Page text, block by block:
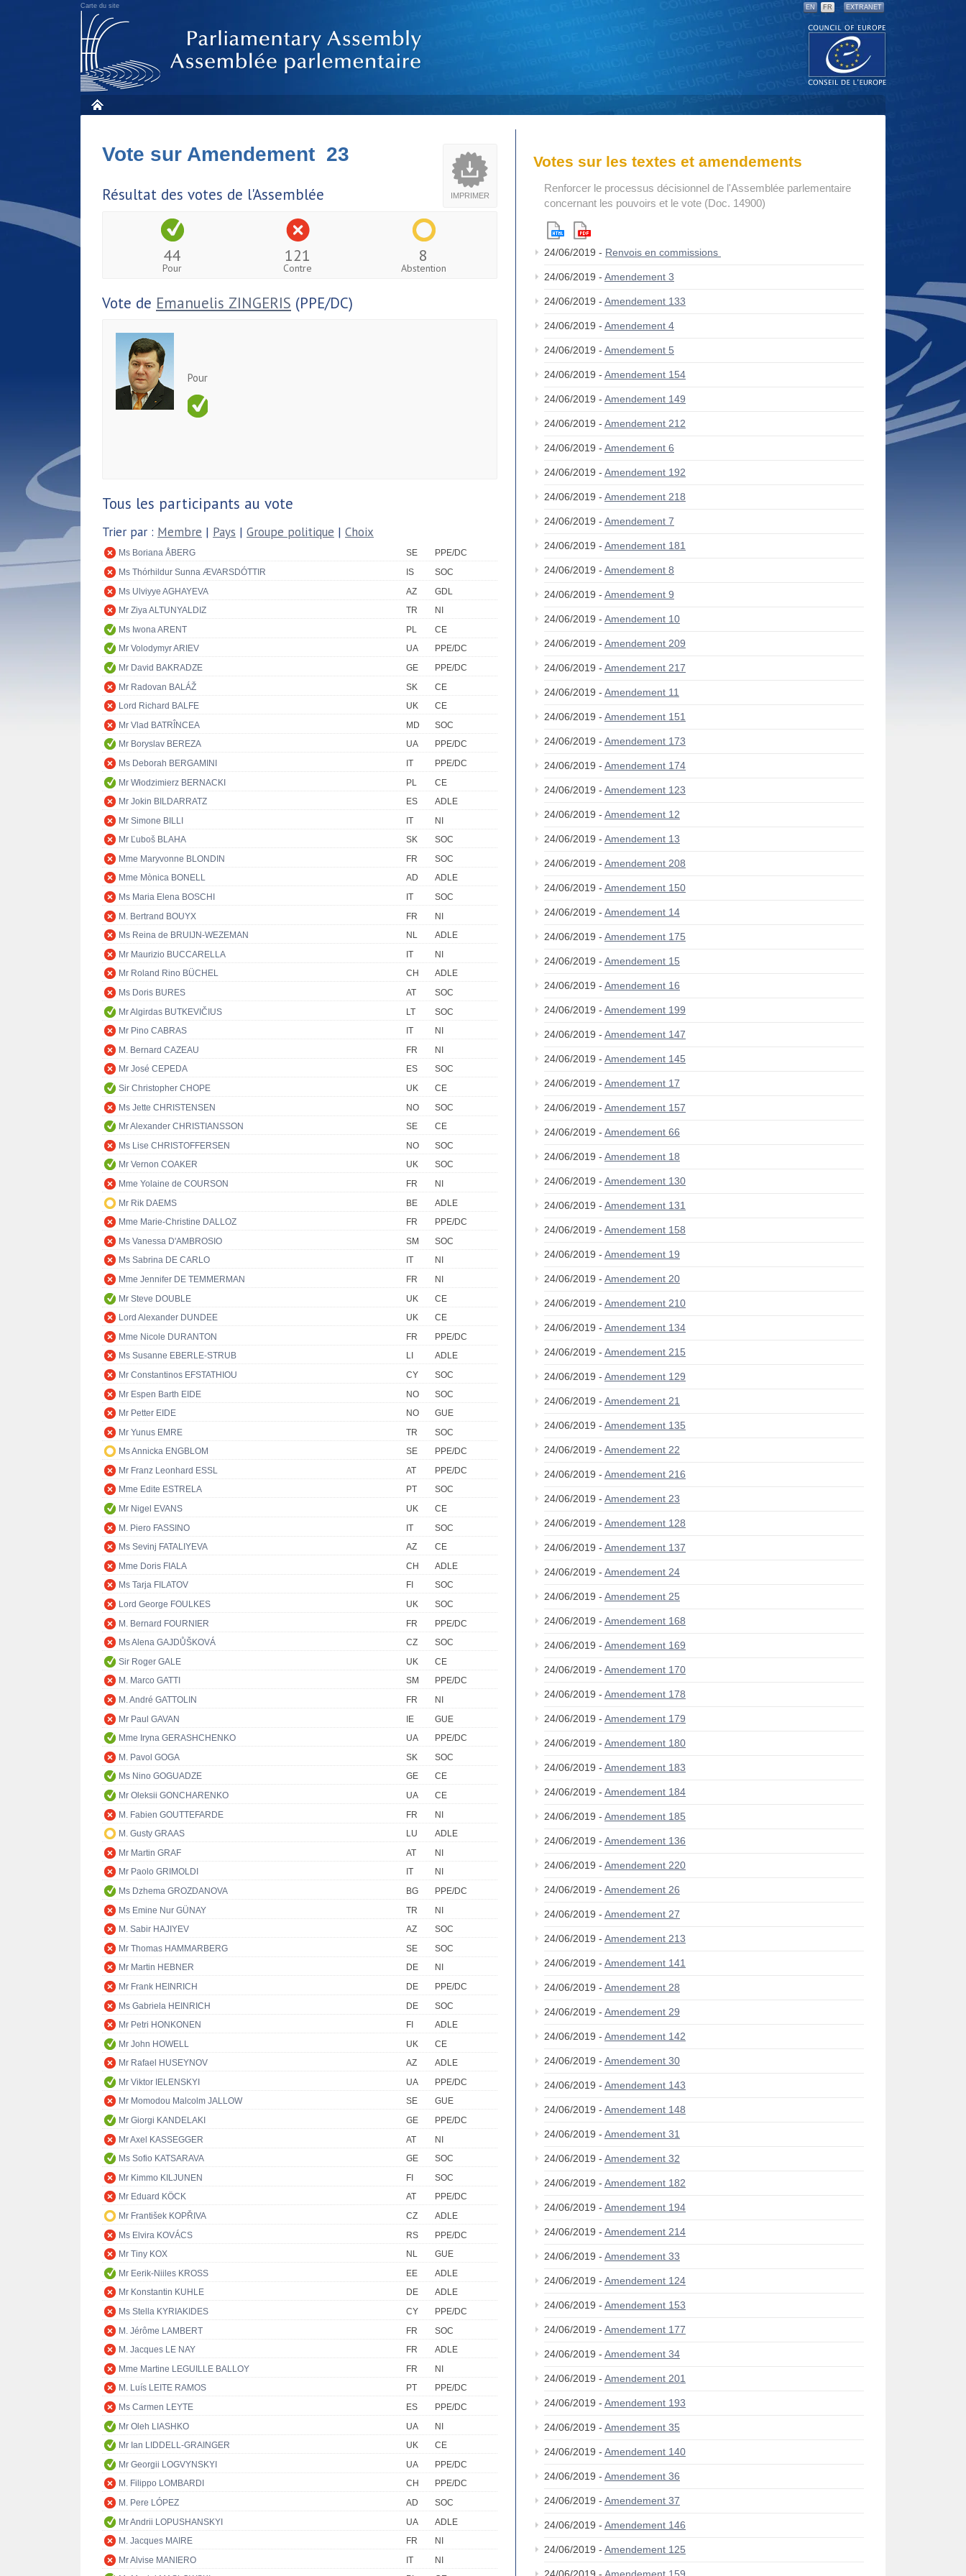
Carte du site EN FR EXTRANET
IMPRIMER
Vote sur Amendement 23
Résultat des votes de l'Assemblée
44
Pour
121
Contre
8
Abstention
Vote de Emanuelis ZINGERIS (PPE/DC)
Pour
Tous les participants au vote
Trier par : Membre | Pays | Groupe politique | Choix
Ms Boriana ÅBERG SE
PPE/DC
Ms Thórhildur Sunna ÆVARSDÓTTIR
IS
SOC
Ms Ulviyye AGHAYEVA
AZ
GDL
Mr Ziya ALTUNYALDIZ
TR
NI
Ms Iwona ARENT
PL
CE
Mr Volodymyr ARIEV
UA
PPE/DC
Mr David BAKRADZE
GE
PPE/DC
Mr Radovan BALÁŽ
SK
CE
Lord Richard BALFE
UK
CE
Mr Vlad BATRÎNCEA
MD
SOC
Mr Boryslav BEREZA
UA
PPE/DC
Ms Deborah BERGAMINI
IT
PPE/DC
Mr Włodzimierz BERNACKI
PL
CE
Mr Jokin BILDARRATZ
ES
ADLE
Mr Simone BILLI
IT
NI
Mr Ľuboš BLAHA
SK
SOC
Mme Maryvonne BLONDIN
FR
SOC
Mme Mònica BONELL
AD
ADLE
Ms Maria Elena BOSCHI
IT
SOC
M. Bertrand BOUYX
FR
NI
Ms Reina de BRUIJN-WEZEMAN
NL
ADLE
Mr Maurizio BUCCARELLA
IT
NI
Mr Roland Rino BÜCHEL
CH
ADLE
Ms Doris BURES
AT
SOC
Mr Algirdas BUTKEVIČIUS
LT
SOC
Mr Pino CABRAS
IT
NI
M. Bernard CAZEAU
FR
NI
Mr José CEPEDA
ES
SOC
Sir Christopher CHOPE
UK
CE
Ms Jette CHRISTENSEN
NO
SOC
Mr Alexander CHRISTIANSSON
SE
CE
Ms Lise CHRISTOFFERSEN
NO
SOC
Mr Vernon COAKER
UK
SOC
Mme Yolaine de COURSON
FR
NI
Mr Rik DAEMS
BE
ADLE
Mme Marie-Christine DALLOZ
FR
PPE/DC
Ms Vanessa D'AMBROSIO
SM
SOC
Ms Sabrina DE CARLO
IT
NI
Mme Jennifer DE TEMMERMAN
FR
NI
Mr Steve DOUBLE
UK
CE
Lord Alexander DUNDEE
UK
CE
Mme Nicole DURANTON
FR
PPE/DC
Ms Susanne EBERLE-STRUB
LI
ADLE
Mr Constantinos EFSTATHIOU
CY
SOC
Mr Espen Barth EIDE
NO
SOC
Mr Petter EIDE
NO
GUE
Mr Yunus EMRE
TR
SOC
Ms Annicka ENGBLOM
SE
PPE/DC
Mr Franz Leonhard ESSL
AT
PPE/DC
Mme Edite ESTRELA
PT
SOC
Mr Nigel EVANS
UK
CE
M. Piero FASSINO
IT
SOC
Ms Sevinj FATALIYEVA
AZ
CE
Mme Doris FIALA
CH
ADLE
Ms Tarja FILATOV
FI
SOC
Lord George FOULKES
UK
SOC
M. Bernard FOURNIER
FR
PPE/DC
Ms Alena GAJDŮŠKOVÁ
CZ
SOC
Sir Roger GALE
UK
CE
M. Marco GATTI
SM
PPE/DC
M. André GATTOLIN
FR
NI
Mr Paul GAVAN
IE
GUE
Mme Iryna GERASHCHENKO
UA
PPE/DC
M. Pavol GOGA
SK
SOC
Ms Nino GOGUADZE
GE
CE
Mr Oleksii GONCHARENKO
UA
CE
M. Fabien GOUTTEFARDE
FR
NI
M. Gusty GRAAS
LU
ADLE
Mr Martin GRAF
AT
NI
Mr Paolo GRIMOLDI
IT
NI
Ms Dzhema GROZDANOVA
BG
PPE/DC
Ms Emine Nur GÜNAY
TR
NI
M. Sabir HAJIYEV
AZ
SOC
Mr Thomas HAMMARBERG
SE
SOC
Mr Martin HEBNER
DE
NI
Mr Frank HEINRICH
DE
PPE/DC
Ms Gabriela HEINRICH
DE
SOC
Mr Petri HONKONEN
FI
ADLE
Mr John HOWELL
UK
CE
Mr Rafael HUSEYNOV
AZ
ADLE
Mr Viktor IELENSKYI
UA
PPE/DC
Mr Momodou Malcolm JALLOW
SE
GUE
Mr Giorgi KANDELAKI
GE
PPE/DC
Mr Axel KASSEGGER
AT
NI
Ms Sofio KATSARAVA
GE
SOC
Mr Kimmo KILJUNEN
FI
SOC
Mr Eduard KÖCK
AT
PPE/DC
Mr František KOPŘIVA
CZ
ADLE
Ms Elvira KOVÁCS
RS
PPE/DC
Mr Tiny KOX
NL
GUE
Mr Eerik-Niiles KROSS
EE
ADLE
Mr Konstantin KUHLE
DE
ADLE
Ms Stella KYRIAKIDES
CY
PPE/DC
M. Jérôme LAMBERT
FR
SOC
M. Jacques LE NAY
FR
ADLE
Mme Martine LEGUILLE BALLOY
FR
NI
M. Luís LEITE RAMOS
PT
PPE/DC
Ms Carmen LEYTE
ES
PPE/DC
Mr Oleh LIASHKO
UA
NI
Mr Ian LIDDELL-GRAINGER
UK
CE
Mr Georgii LOGVYNSKYI
UA
PPE/DC
M. Filippo LOMBARDI
CH
PPE/DC
M. Pere LÓPEZ
AD
SOC
Mr Andrii LOPUSHANSKYI
UA
ADLE
M. Jacques MAIRE
FR
NI
Mr Alvise MANIERO
IT
NI
Votes sur les textes et amendements
Renforcer le processus décisionnel de l'Assemblée parlementaire
concernant les pouvoirs et le vote (Doc. 14900)
24/06/2019 - Renvois en commissions
24/06/2019 - Amendement 3
24/06/2019 - Amendement 133
24/06/2019 - Amendement 4
24/06/2019 - Amendement 5
24/06/2019 - Amendement 154
24/06/2019 - Amendement 149
24/06/2019 - Amendement 212
24/06/2019 - Amendement 6
24/06/2019 - Amendement 192
24/06/2019 - Amendement 218
24/06/2019 - Amendement 7
24/06/2019 - Amendement 181
24/06/2019 - Amendement 8
24/06/2019 - Amendement 9
24/06/2019 - Amendement 10
24/06/2019 - Amendement 209
24/06/2019 - Amendement 217
24/06/2019 - Amendement 11
24/06/2019 - Amendement 151
24/06/2019 - Amendement 173
24/06/2019 - Amendement 174
24/06/2019 - Amendement 123
24/06/2019 - Amendement 12
24/06/2019 - Amendement 13
24/06/2019 - Amendement 208
24/06/2019 - Amendement 150
24/06/2019 - Amendement 14
24/06/2019 - Amendement 175
24/06/2019 - Amendement 15
24/06/2019 - Amendement 16
24/06/2019 - Amendement 199
24/06/2019 - Amendement 147
24/06/2019 - Amendement 145
24/06/2019 - Amendement 17
24/06/2019 - Amendement 157
24/06/2019 - Amendement 66
24/06/2019 - Amendement 18
24/06/2019 - Amendement 130
24/06/2019 - Amendement 131
24/06/2019 - Amendement 158
24/06/2019 - Amendement 19
24/06/2019 - Amendement 20
24/06/2019 - Amendement 210
24/06/2019 - Amendement 134
24/06/2019 - Amendement 215
24/06/2019 - Amendement 129
24/06/2019 - Amendement 21
24/06/2019 - Amendement 135
24/06/2019 - Amendement 22
24/06/2019 - Amendement 216
24/06/2019 - Amendement 23
24/06/2019 - Amendement 128
24/06/2019 - Amendement 137
24/06/2019 - Amendement 24
24/06/2019 - Amendement 25
24/06/2019 - Amendement 168
24/06/2019 - Amendement 169
24/06/2019 - Amendement 170
24/06/2019 - Amendement 178
24/06/2019 - Amendement 179
24/06/2019 - Amendement 180
24/06/2019 - Amendement 183
24/06/2019 - Amendement 184
24/06/2019 - Amendement 185
24/06/2019 - Amendement 136
24/06/2019 - Amendement 220
24/06/2019 - Amendement 26
24/06/2019 - Amendement 27
24/06/2019 - Amendement 213
24/06/2019 - Amendement 141
24/06/2019 - Amendement 28
24/06/2019 - Amendement 29
24/06/2019 - Amendement 142
24/06/2019 - Amendement 30
24/06/2019 - Amendement 143
24/06/2019 - Amendement 148
24/06/2019 - Amendement 31
24/06/2019 - Amendement 32
24/06/2019 - Amendement 182
24/06/2019 - Amendement 194
24/06/2019 - Amendement 214
24/06/2019 - Amendement 33
24/06/2019 - Amendement 124
24/06/2019 - Amendement 153
24/06/2019 - Amendement 177
24/06/2019 - Amendement 34
24/06/2019 - Amendement 201
24/06/2019 - Amendement 193
24/06/2019 - Amendement 35
24/06/2019 - Amendement 140
24/06/2019 - Amendement 36
24/06/2019 - Amendement 37
24/06/2019 - Amendement 146
24/06/2019 - Amendement 125